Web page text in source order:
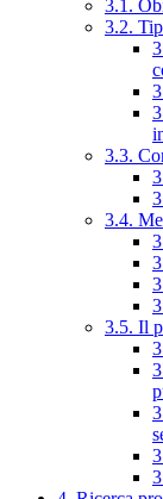
3.1.
3.2.
3.3.
3.4.
3.5. Il